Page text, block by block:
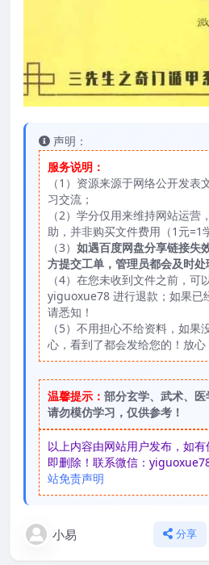
声明：
服务说明：
（1）资源来源于网络公开发表
习交流；
（2）学分仅用来维持网站运营
助，并非购买文件费用（1元=1
（3） 如遇百度网盘分享链接失
方提交工单，管理员都会及时处
（4）在您未收到文件之前，可
yiguoxue78 进行退款；如果已
请悉知！
（5）不用担心不给资料，如果
心，看到了都会发给您的！放心
温馨提示： 部分玄学、武术、
请勿模仿学习，仅供参考！
以上内容由网站用户发布，如
即删除！联系微信：
站免责声明
小易 分享